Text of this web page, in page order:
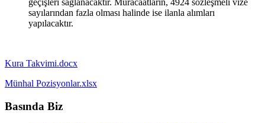
geçişleri sağlanacaktır. Müracaatların, 4924 sözleşmeli vize
sayılarından fazla olması halinde ise ilanla alımları
yapılacaktır.
Kura Takvimi.docx
Münhal Pozisyonlar.xlsx
Basında Biz